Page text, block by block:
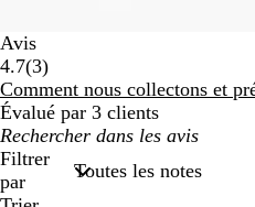
Avis
4.7(33
avis
)
Comment nous collectons et
Évalué par 3 clients
Mes
recherches
saisies
Filtrer
par